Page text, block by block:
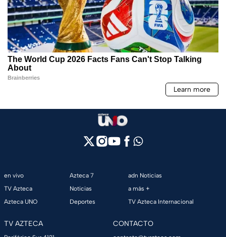
en vivo
TV Azteca
Azteca UNO
Azteca 7
Noticias
Deportes
adn Noticias
a más +
TV Azteca Internacional
TV AZTECA CONTACTO